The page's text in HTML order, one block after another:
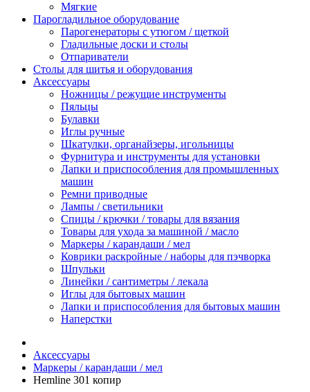
Мягкие
Парогладильное оборудование
Парогенераторы с утюгом / щеткой
Гладильные доски и столы
Отпариватели
Столы для шитья и оборудования
Аксессуары
Ножницы / режущие инструменты
Пяльцы
Булавки
Иглы ручные
Шкатулки, органайзеры, игольницы
Фурнитура и инструменты для установки
Лапки и приспособления для промышленных
машин
Ремни приводные
Лампы / светильники
Спицы / крючки / товары для вязания
Товары для ухода за машиной / масло
Маркеры / карандаши / мел
Коврики раскройные / наборы для пэчворка
Шпульки
Линейки / сантиметры / лекала
Иглы для бытовых машин
Лапки и приспособления для бытовых машин
Наперстки
Аксессуары
Маркеры / карандаши / мел
Hemline 301 копир